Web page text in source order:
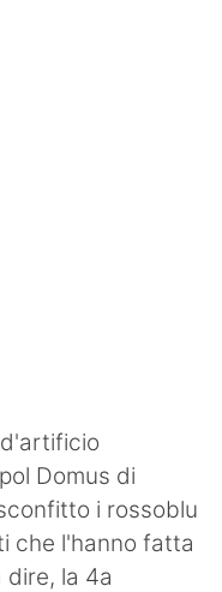
Domus di
i rossoblu
che l'hanno fatta
dire, la 4a